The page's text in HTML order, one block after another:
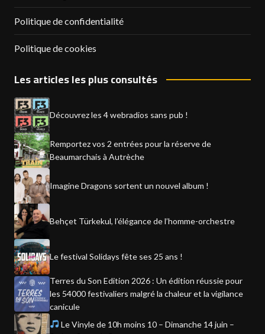
Politique de confidentialité
Politique de cookies
Les articles les plus consultés
Découvrez les 4 webradios sans pub !
Remportez vos 2 entrées pour la réserve de
Beaumarchais à Autrèche
Imagine Dragons sortent un nouvel album !
Behçet Türkekul, l’élégance de l’homme-orchestre
Le festival Solidays fête ses 25 ans !
Terres du Son Edition 2026 : Un édition réussie pour
les 54000 festivaliers malgré la chaleur et la vigilance
canicule
Le Vinyle de 10h moins 10 – Dimanche 14 juin –